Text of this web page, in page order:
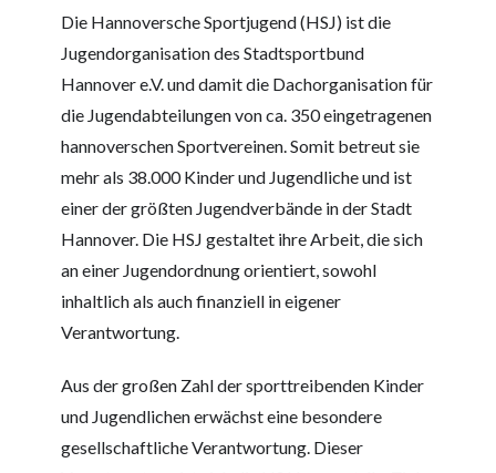
Die Hannoversche Sportjugend (HSJ) ist die
Jugendorganisation des Stadtsportbund
Hannover e.V. und damit die Dachorganisation für
die Jugendabteilungen von ca. 350 eingetragenen
hannoverschen Sportvereinen. Somit betreut sie
mehr als 38.000 Kinder und Jugendliche und ist
einer der größten Jugendverbände in der Stadt
Hannover. Die HSJ gestaltet ihre Arbeit, die sich
an einer Jugendordnung orientiert, sowohl
inhaltlich als auch finanziell in eigener
Verantwortung.
Aus der großen Zahl der sporttreibenden Kinder
und Jugendlichen erwächst eine besondere
gesellschaftliche Verantwortung. Dieser